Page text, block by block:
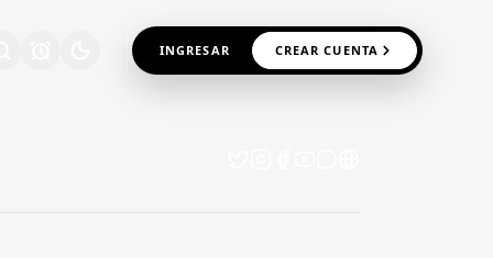
INGRESAR CREAR CUENTA